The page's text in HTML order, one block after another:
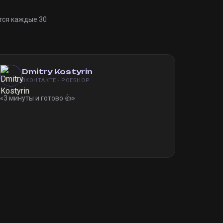
каждые 30
Dmitry Kostyrin
ВКОНТАКТЕ · POESHOP
«3 минуты и готово 👍»